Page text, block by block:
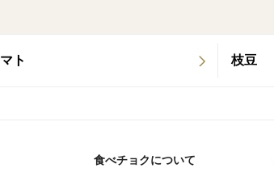
マト 枝豆
食べチョクについて